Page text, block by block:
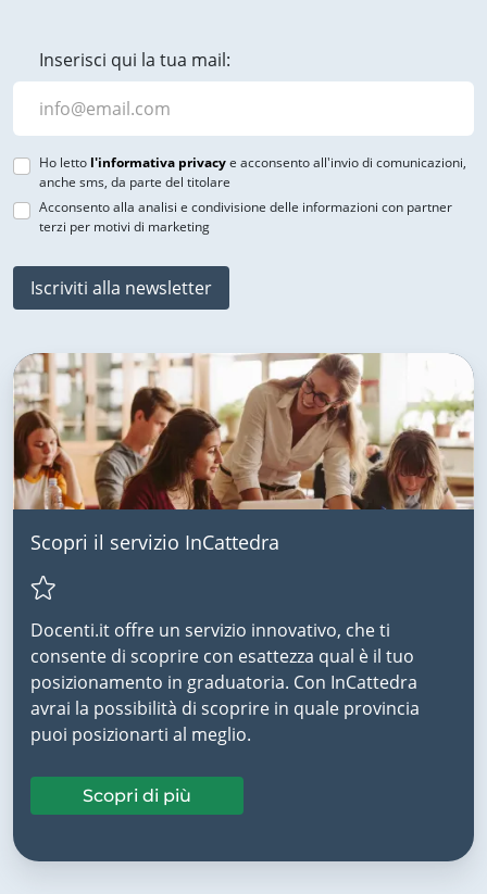
Inserisci qui la tua mail:
Ho letto l'informativa privacye acconsento all'invio di comunicazioni,
anche sms, da parte del titolare
Acconsento alla analisi e condivisione delle informazioni con partner
terzi per motivi di marketing
Iscriviti alla newsletter
Scopri il servizio InCattedra
Docenti.it offre un servizio innovativo, che ti
consente di scoprire con esattezza qual è il tuo
posizionamento in graduatoria. Con InCattedra
avrai la possibilità di scoprire in quale provincia
puoi posizionarti al meglio.
Scopri di più